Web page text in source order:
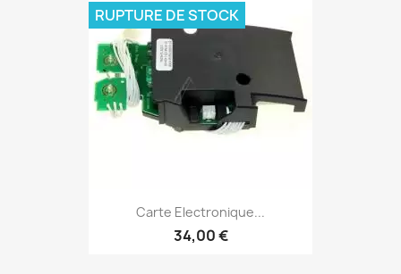
Carte Electronique...
34,00 €
RUPTURE DE STOCK